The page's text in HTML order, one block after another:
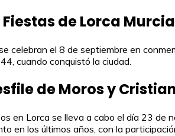
de Lorca
celebran el 8 de septiembre en
cuando conquistó la ciudad.
de Moros y
en Lorca se lleva a cabo el día 23
en los últimos años, con la